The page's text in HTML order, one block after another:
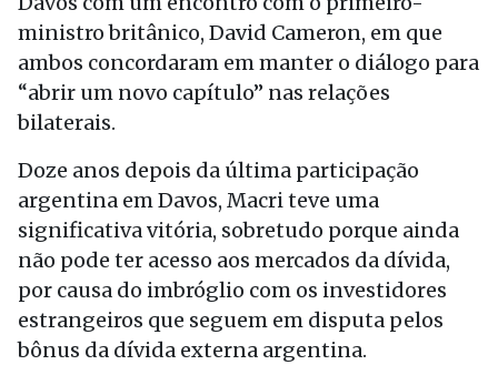
ministro britânico, David Cameron, em que
ambos concordaram em manter o diálogo para
“abrir um novo capítulo” nas relações
bilaterais.
Doze anos depois da última participação
argentina em Davos, Macri teve uma
significativa vitória, sobretudo porque ainda
não pode ter acesso aos mercados da dívida,
por causa do imbróglio com os investidores
estrangeiros que seguem em disputa pelos
bônus da dívida externa argentina.